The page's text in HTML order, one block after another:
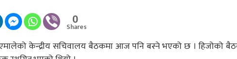
0
Shares
केन्द्रीय सचिवालय बैठकमा आज पनि बस्ने भएको छ । हिजोको